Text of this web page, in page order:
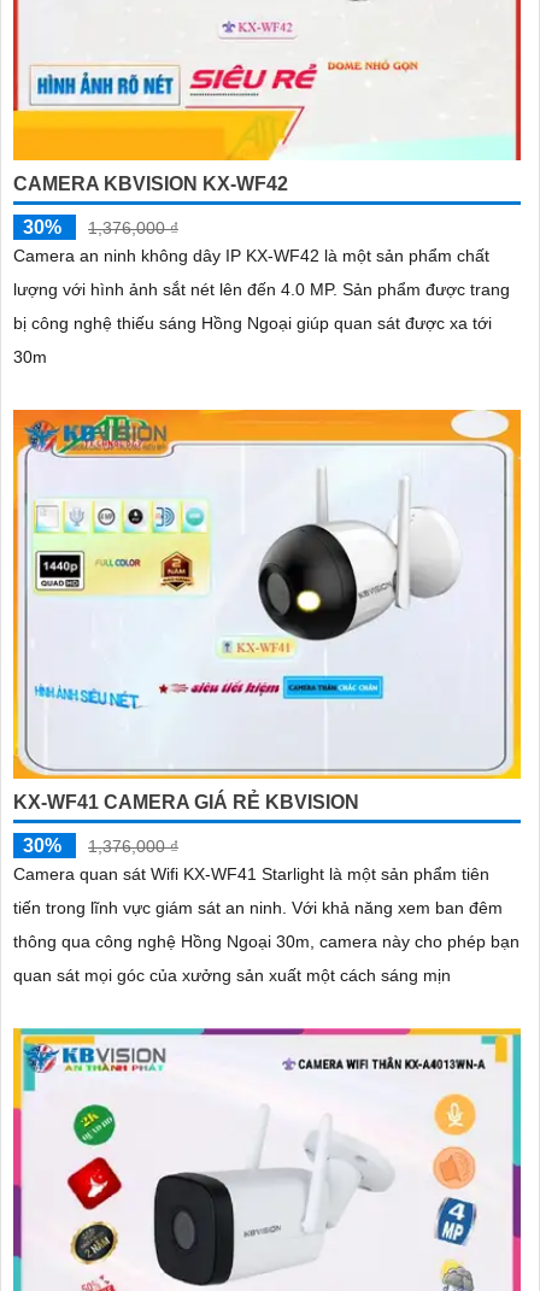
CAMERA KBVISION KX-WF42
30%
1,376,000 ₫
Camera an ninh không dây IP KX-WF42 là một sản phẩm chất
lượng với hình ảnh sắt nét lên đến 4.0 MP. Sản phẩm được trang
bị công nghệ thiếu sáng Hồng Ngoại giúp quan sát được xa tới
30m
KX-WF41 CAMERA GIÁ RẺ KBVISION
30%
1,376,000 ₫
Camera quan sát Wifi KX-WF41 Starlight là một sản phẩm tiên
tiến trong lĩnh vực giám sát an ninh. Với khả năng xem ban đêm
thông qua công nghệ Hồng Ngoại 30m, camera này cho phép bạn
quan sát mọi góc của xưởng sản xuất một cách sáng mịn